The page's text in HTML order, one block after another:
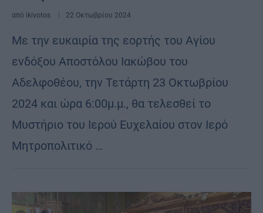
από ikivotos 22 Οκτωβρίου 2024
Με την ευκαιρία της εορτής του Αγίου
ενδόξου Αποστόλου Ιακώβου του
Αδελφοθέου, την Τετάρτη 23 Οκτωβρίου
2024 και ώρα 6:00μ.μ., θα τελεσθεί το
Μυστήριο του Ιερού Ευχελαίου στον Ιερό
Μητροπολιτικό …